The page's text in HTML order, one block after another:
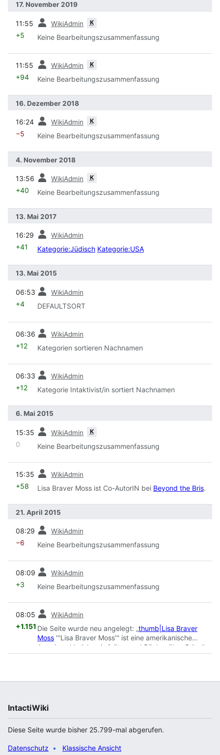
17. November 2019
11:55 WikiAdmin K
+5 Keine Bearbeitungszusammenfassung
11:55 WikiAdmin K
+94 Keine Bearbeitungszusammenfassung
16. Dezember 2018
16:24 WikiAdmin K
−5 Keine Bearbeitungszusammenfassung
4. November 2018
13:56 WikiAdmin K
+40 Keine Bearbeitungszusammenfassung
13. Mai 2017
16:29 WikiAdmin
+41 Kategorie:Jüdisch Kategorie:USA
13. Mai 2015
06:53 WikiAdmin
+4 DEFAULTSORT
06:36 WikiAdmin
+12 Kategorien sortieren Nachnamen
06:33 WikiAdmin
+12 Kategorie Intaktivist/in sortiert Nachnamen
6. Mai 2015
15:35 WikiAdmin K
0 Keine Bearbeitungszusammenfassung
15:35 WikiAdmin
+58 Lisa Braver Moss ist Co-AutorIN bei Beyond the Bris.
21. April 2015
08:29 WikiAdmin
−6 Keine Bearbeitungszusammenfassung
08:09 WikiAdmin
+3 Keine Bearbeitungszusammenfassung
08:05 WikiAdmin
+1.151 Die Seite wurde neu angelegt: „thumb|Lisa Braver
Moss '''Lisa Braver Moss''' ist eine amerikanische
Autorin zahlreicher Aufsätze und Bücher über Brit…“
IntactiWiki
Diese Seite wurde bisher 25.799-mal abgerufen.
Datenschutz Klassische Ansicht